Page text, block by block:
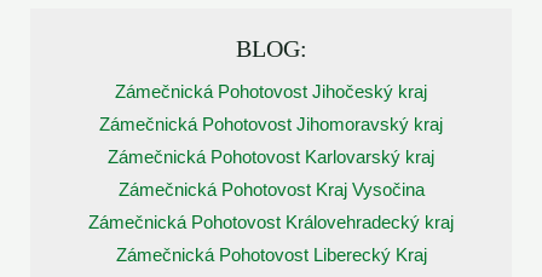
BLOG:
Zámečnická Pohotovost Jihočeský kraj
Zámečnická Pohotovost Jihomoravský kraj
Zámečnická Pohotovost Karlovarský kraj
Zámečnická Pohotovost Kraj Vysočina
Zámečnická Pohotovost Královehradecký kraj
Zámečnická Pohotovost Liberecký Kraj